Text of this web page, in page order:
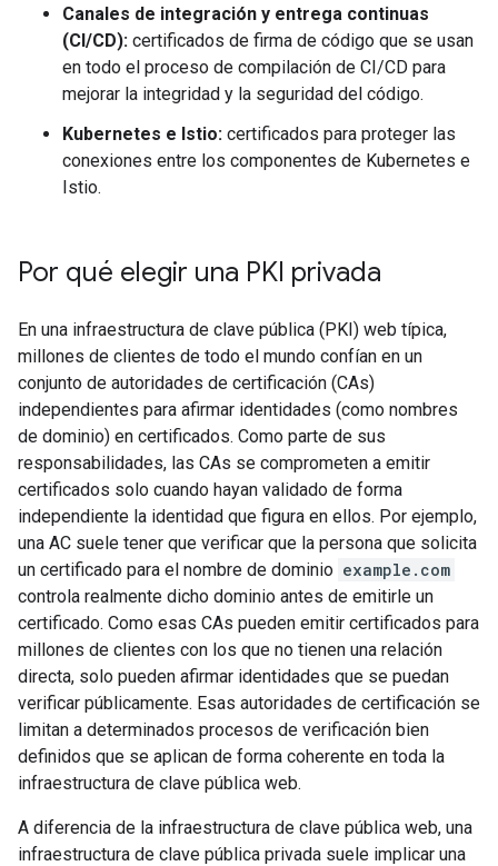
Canales de integración y entrega continuas
(CI/CD): certificados de firma de código que se usan
en todo el proceso de compilación de CI/CD para
mejorar la integridad y la seguridad del código.
Kubernetes e Istio: certificados para proteger las
conexiones entre los componentes de Kubernetes e
Istio.
Por qué elegir una PKI privada
En una infraestructura de clave pública (PKI) web típica,
millones de clientes de todo el mundo confían en un
conjunto de autoridades de certificación (CAs)
independientes para afirmar identidades (como nombres
de dominio) en certificados. Como parte de sus
responsabilidades, las CAs se comprometen a emitir
certificados solo cuando hayan validado de forma
independiente la identidad que figura en ellos. Por ejemplo,
una AC suele tener que verificar que la persona que solicita
un certificado para el nombre de dominio example.com
controla realmente dicho dominio antes de emitirle un
certificado. Como esas CAs pueden emitir certificados para
millones de clientes con los que no tienen una relación
directa, solo pueden afirmar identidades que se puedan
verificar públicamente. Esas autoridades de certificación se
limitan a determinados procesos de verificación bien
definidos que se aplican de forma coherente en toda la
infraestructura de clave pública web.
A diferencia de la infraestructura de clave pública web, una
infraestructura de clave pública privada suele implicar una